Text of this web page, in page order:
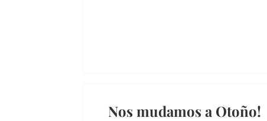
Nos mudamos a Otoño!